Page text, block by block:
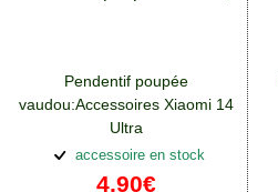
Pendentif poupée
vaudou:Accessoires Xiaomi 14
Ultra
accessoire en stock
4.90€